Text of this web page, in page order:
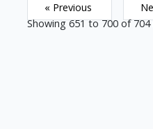
« Previous
Showing651to700 of704